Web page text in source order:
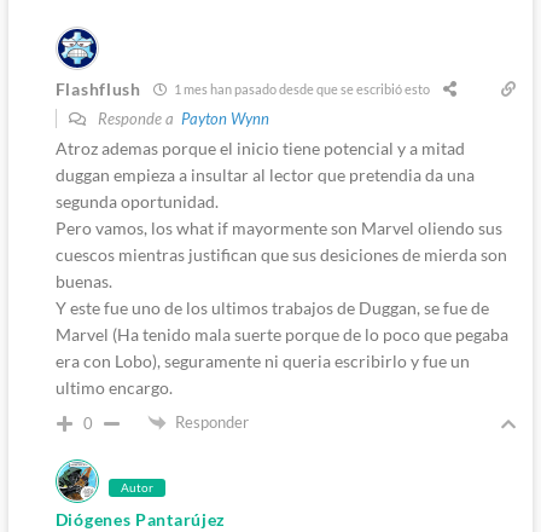
Flashflush 1 mes han pasado desde que se escribió esto
Responde a Payton Wynn
Atroz ademas porque el inicio tiene potencial y a mitad
duggan empieza a insultar al lector que pretendia da una
segunda oportunidad.
Pero vamos, los what if mayormente son Marvel oliendo sus
cuescos mientras justifican que sus desiciones de mierda son
buenas.
Y este fue uno de los ultimos trabajos de Duggan, se fue de
Marvel (Ha tenido mala suerte porque de lo poco que pegaba
era con Lobo), seguramente ni queria escribirlo y fue un
ultimo encargo.
0 Responder
Autor
Diógenes Pantarújez